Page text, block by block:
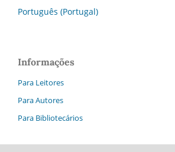
Português (Portugal)
Informações
Para Leitores
Para Autores
Para Bibliotecários